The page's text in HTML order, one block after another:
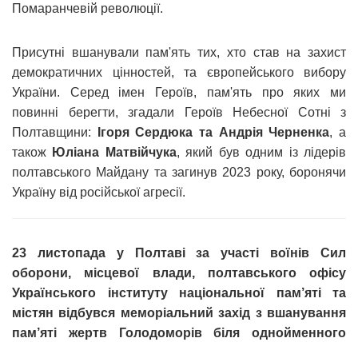
Помаранчевій революції.
Присутні вшанували пам'ять тих, хто став на захист
демократичних цінностей, та європейського вибору
України. Серед імен Героїв, пам'ять про яких ми
повинні берегти, згадали Героїв Небесної Сотні з
Полтавщини: Ігоря Сердюка та Андрія Черненка, а
також Юліана Матвійчука, який був одним із лідерів
полтавського Майдану та загинув 2023 року, боронячи
Україну від російської агресії.
23 листопада у Полтаві за участі воїнів Сил
оборони, місцевої влади, полтавського офісу
Українського інституту національної пам’яті та
містян відбувся меморіальний захід з вшанування
пам’яті жертв Голодоморів біля однойменного